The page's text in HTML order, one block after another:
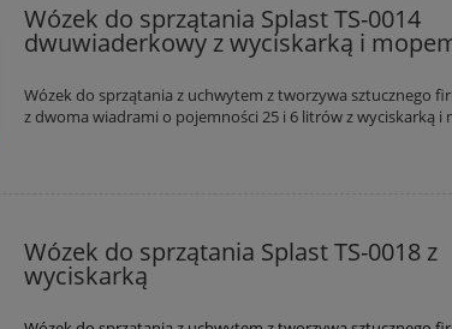
Wózek do sprzątania Splast TS-0014
dwuwiaderkowy z wyciskarką i
Wózek do sprzątania z uchwytem z tworzywa sztucznego
z dwoma wiadrami o pojemności 25 i 6 litrów z wyciskarką i
Wózek do sprzątania Splast TS-0018 z
wyciskarką